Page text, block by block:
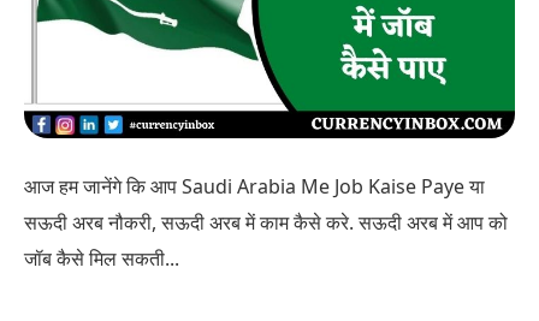
आज हम जानेंगे कि आप Saudi Arabia Me Job Kaise Paye या
सऊदी अरब नौकरी, सऊदी अरब में काम कैसे करे. सऊदी अरब में आप को
जॉब कैसे मिल सकती...